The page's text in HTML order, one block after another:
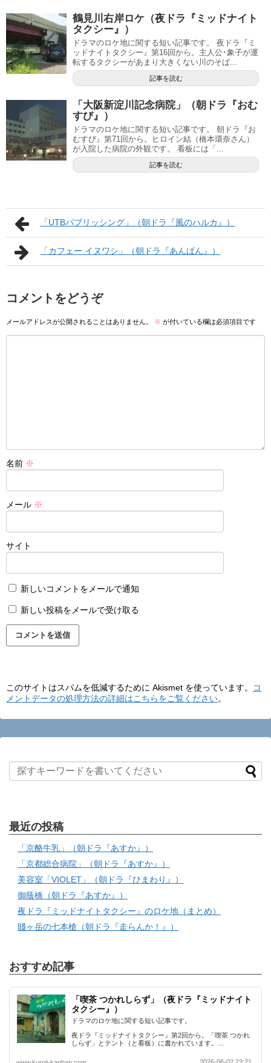
鶴見川右岸ロケ（夜ドラ『ミッドナイト
タクシー』）
ドラマのロケ地に関する短い記事です。 夜ドラ『ミ
ッドナイトタクシー』第16回から。主人公･象子が運
転するタクシーがあまり大きくない川のそば...
記事を読む
「大阪新淀川記念病院」（朝ドラ『おむ
すび』）
ドラマのロケ地に関する短い記事です。 朝ドラ『お
むすび』第71回から。ヒロイン結（橋本環奈さん）
が入院した病院の外観です。 看板には「...
記事を読む
「UTBパブリッシング」（朝ドラ『風のハルカ』）
「カフェー イヌワシ」（朝ドラ『あんぱん』）
コメントをどうぞ
メールアドレスが公開されることはありません。 ※ が付いている欄は必須項目です
名前 ※
メール ※
サイト
新しいコメントをメールで通知
新しい投稿をメールで受け取る
このサイトはスパムを低減するために Akismet を使っています。
コ
メントデータの処理方法の詳細はこちらをご覧ください。
最近の投稿
「京酪牛乳」（朝ドラ『あすか』）
「京都総合病院」（朝ドラ『あすか』）
美容室「VIOLET」（朝ドラ『ひまわり』）
御蔭橋（朝ドラ『あすか』）
夜ドラ『ミッドナイトタクシー』のロケ地（まとめ）
賤ヶ岳の七本槍（朝ドラ『走らんか！』）
おすすめ記事
「喫茶 つかれしらず」（夜ドラ『ミッドナイト
タクシー』）
ドラマのロケ地に関する短い記事です。
夜ドラ『ミッドナイトタクシー』第2回から。「喫茶 つかれ
しらず」とテント（と看板）に書かれています。…